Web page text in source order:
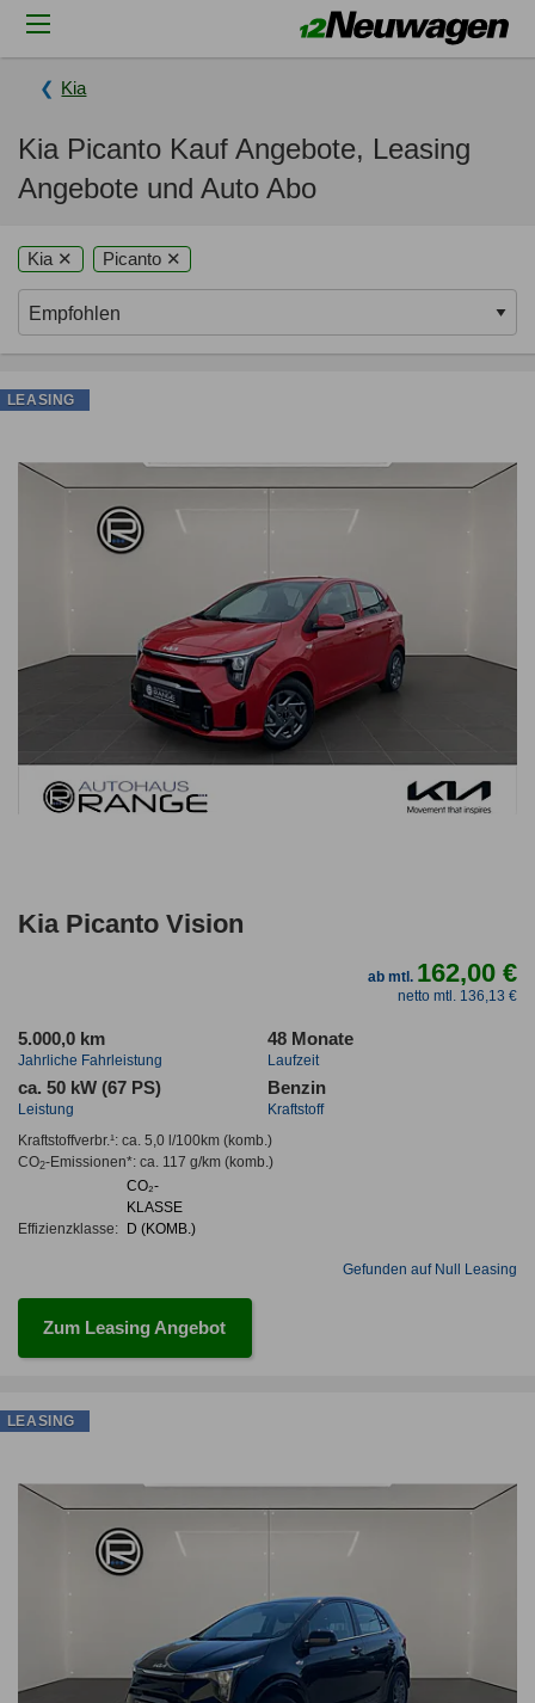
Kia
Kia Picanto Kauf Angebote, Leasing
Angebote und Auto Abo
Kia ✕ Picanto ✕
Kia Picanto Vision
ab mtl. 162,00 €
netto mtl. 136,13 €
5.000,0 km
Jahrliche Fahrleistung
48 Monate
Laufzeit
ca. 50 kW (67 PS)
Leistung
Benzin
Kraftstoff
Kraftstoffverbr.¹: ca. 5,0 l/100km(komb.)
CO2-Emissionen*: ca. 117 g/km(komb.)
Effizienzklasse:
CO₂-
KLASSE
D (KOMB.)
Gefunden auf Null Leasing
Zum Leasing Angebot
LEASING
LEASING